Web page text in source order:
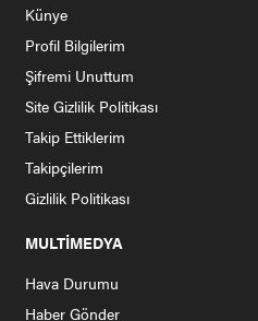
Künye
Profil Bilgilerim
Şifremi Unuttum
Site Gizlilik Politikası
Takip Ettiklerim
Takipçilerim
Gizlilik Politikası
MULTİMEDYA
Hava Durumu
Haber Gönder